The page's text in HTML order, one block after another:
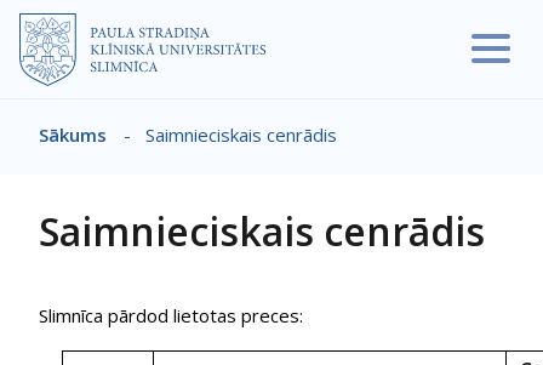
Pārlekt uz galveno saturu
Sākums - Saimnieciskais cenrādis
Saimnieciskais cenrādis
Slimnīca pārdod lietotas preces: